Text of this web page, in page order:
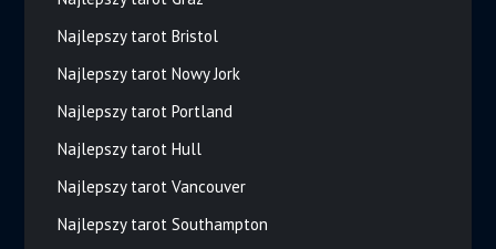
Najlepszy tarot Bristol
Najlepszy tarot Nowy Jork
Najlepszy tarot Portland
Najlepszy tarot Hull
Najlepszy tarot Vancouver
Najlepszy tarot Southampton